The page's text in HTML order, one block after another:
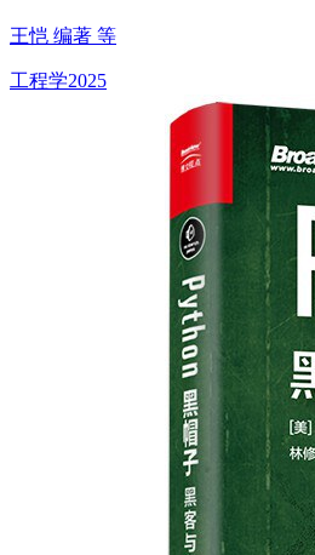
王恺 编著 等
工程学2025